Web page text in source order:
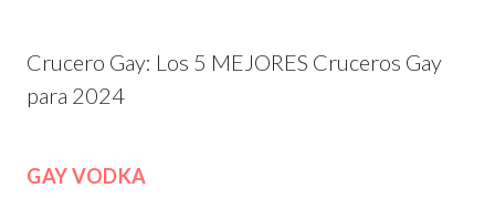
Crucero Gay: Los 5 MEJORES Cruceros Gay
para 2024
GAY VODKA